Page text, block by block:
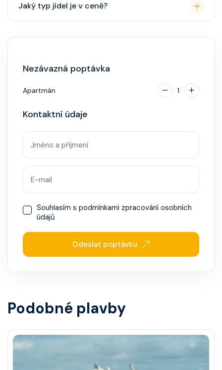
někdy "Evening Chic" – doporučeno, ale není nutný
smoking.
Jaký typ jídel je v ceně?
Nezávazná poptávka
Apartmán 1
Kontaktní údaje
Souhlasím s podmínkami zpracování osobních
údajů
Odeslat poptávku
Podobné plavby